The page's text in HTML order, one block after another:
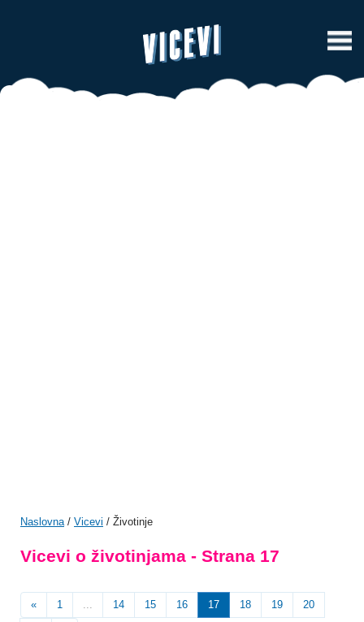
Naslovna/ Vicevi / Životinje
Vicevi o životinjama - Strana 17
« 1 ... 14 15 16 17 18 19 20